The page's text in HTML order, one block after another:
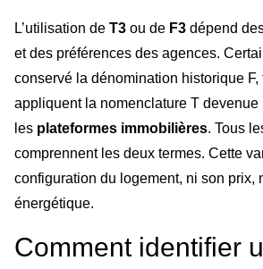
L’utilisation de T3 ou de F3 dépend
et des préférences des agences.
conservé la dénomination historique F,
appliquent la nomenclature T devenue
les plateformes immobilières. Tous
comprennent les deux termes. Cette
configuration du logement, ni son prix,
énergétique.
Comment identifier